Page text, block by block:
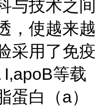
与技术之间
，使越来越
采用了免疫
等载
蛋白（a）